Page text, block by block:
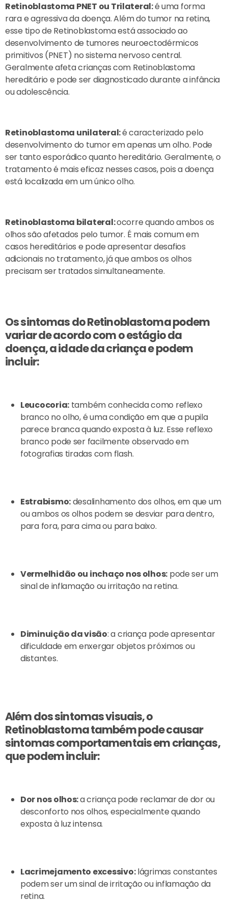
Retinoblastoma PNET ou Trilateral:é uma forma
rara e agressiva da doença. Além do tumor na retina,
esse tipo de Retinoblastoma está associado ao
desenvolvimento de tumores neuroectodérmicos
primitivos (PNET) no sistema nervoso central.
Geralmente afeta crianças com Retinoblastoma
hereditário e pode ser diagnosticado durante a infância
ou adolescência.
Retinoblastoma unilateral:é caracterizado pelo
desenvolvimento do tumor em apenas um olho. Pode
ser tanto esporádico quanto hereditário. Geralmente, o
tratamento é mais eficaz nesses casos, pois a doença
está localizada em um único olho.
Retinoblastoma bilateral:ocorre quando ambos os
olhos são afetados pelo tumor. É mais comum em
casos hereditários e pode apresentar desafios
adicionais no tratamento, já que ambos os olhos
precisam ser tratados simultaneamente.
Os sintomas do Retinoblastoma podem
variar de acordo com o estágio da
doença, a idade da criança e podem
incluir:
Leucocoria: também conhecida como reflexo
branco no olho, é uma condição em que a pupila
parece branca quando exposta à luz. Esse reflexo
branco pode ser facilmente observado em
fotografias tiradas com flash.
Estrabismo:desalinhamento dos olhos, em que um
ou ambos os olhos podem se desviar para dentro,
para fora, para cima ou para baixo.
Vermelhidão ou inchaço nos olhos: pode ser um
sinal de inflamação ou irritação na retina.
Diminuição da visão: a criança pode apresentar
dificuldade em enxergar objetos próximos ou
distantes.
Além dos sintomas visuais, o
Retinoblastoma também pode causar
sintomas comportamentais em crianças,
que podem incluir:
Dor nos olhos:a criança pode reclamar de dor ou
desconforto nos olhos, especialmente quando
exposta à luz intensa.
Lacrimejamento excessivo:lágrimas constantes
podem ser um sinal de irritação ou inflamação da
retina.